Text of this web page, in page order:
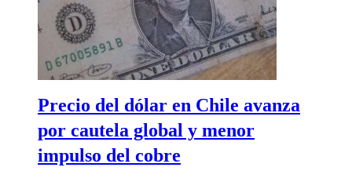
Precio del dólar en Chile avanza
por cautela global y menor
impulso del cobre